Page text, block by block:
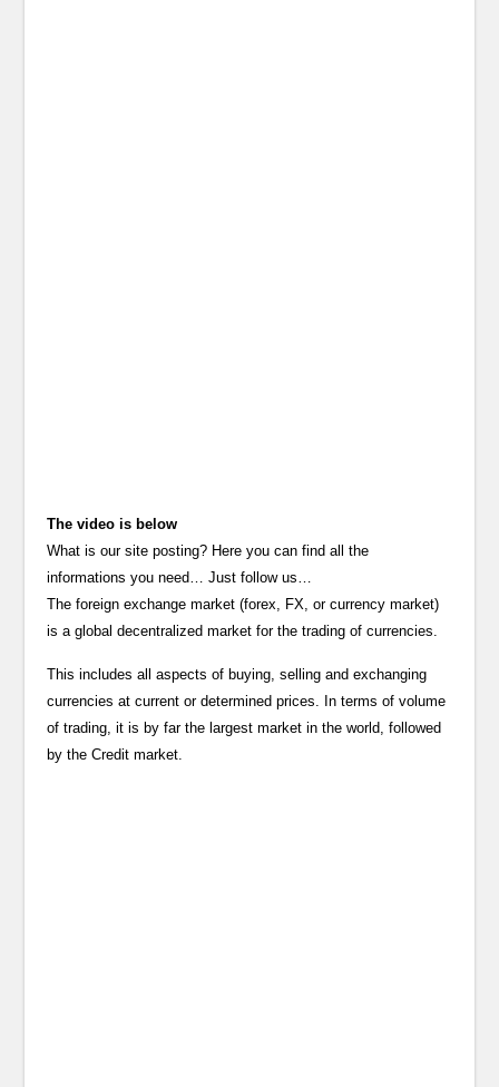
The video is below
What is our site posting? Here you can find all the
informations you need… Just follow us…
The foreign exchange market (forex, FX, or currency market)
is a global decentralized market for the trading of currencies.
This includes all aspects of buying, selling and exchanging
currencies at current or determined prices. In terms of volume
of trading, it is by far the largest market in the world, followed
by the Credit market.